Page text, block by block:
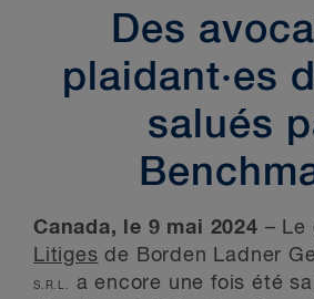
Des
plaidant·es
salués
Canada, le 9 mai 2024 – Le
Litiges de Borden Ladner
S.R.L.
a encore une fois été